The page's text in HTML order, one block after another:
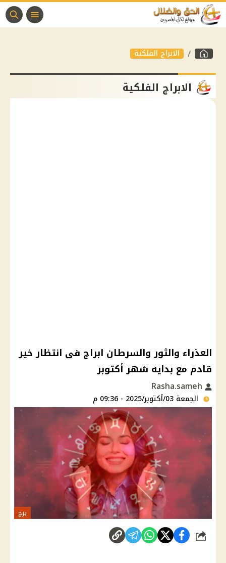
الابراج الفلكية
الابراج الفلكية
العذراء والثور والسرطان ابراج فى انتظار خير
قادم مع بدايه شهر أكتوبر
الجمعة 03/أكتوبر/2025 - 09:36 م
برج
شارك